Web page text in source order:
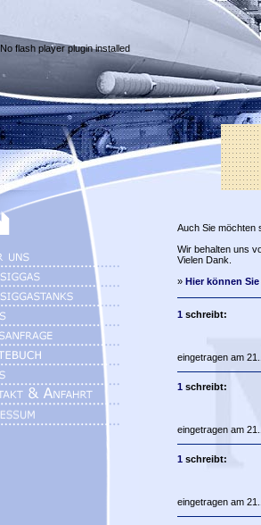
No flash player plugin installed
Auch Sie möchten
Wir behalten uns
Vielen Dank.
» Hier können
1schreibt:
eingetragen am
1schreibt:
eingetragen am
1schreibt:
eingetragen am